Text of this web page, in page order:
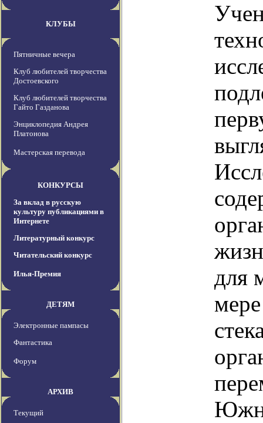
КЛУБЫ
Пятничные вечера
Клуб любителей творчества
Достоевского
Клуб любителей творчества
Гайто Газданова
Энциклопедия Андрея
Платонова
Мастерская перевода
КОНКУРСЫ
За вклад в русскую
культуру публикациями в
Интернете
Литературный конкурс
Читательский конкурс
Илья-Премия
ДЕТЯМ
Электронные пампасы
Фантастика
Форум
АРХИВ
Текущий
для